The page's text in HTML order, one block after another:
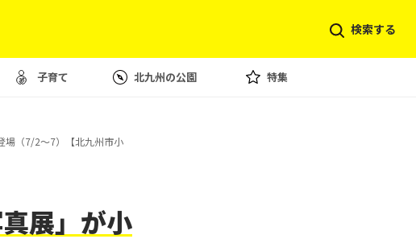
検索する
子育て 北九州の公園 特集
場（7/2〜7）【北九州市小
展」が小